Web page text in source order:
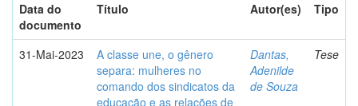
Data do
documento
Título Autor(es) Tipo
31-Mai-2023
A classe une, o gênero
separa: mulheres no
comando dos sindicatos da
educação e as relações de
Dantas,
Adenilde
de Souza
Tese